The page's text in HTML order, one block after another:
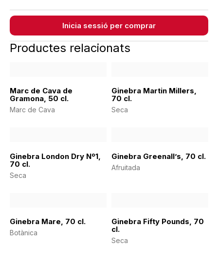
Inicia sessió per comprar
Productes relacionats
Marc de Cava de
Gramona, 50 cl.
Marc de Cava
Ginebra Martin Millers,
70 cl.
Seca
Ginebra London Dry Nº1,
70 cl.
Seca
Ginebra Greenall’s, 70 cl.
Afruitada
Ginebra Mare, 70 cl.
Botànica
Ginebra Fifty Pounds, 70
cl.
Seca